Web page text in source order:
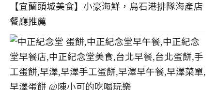
【宜蘭頭城美食】小豪海鮮，烏石港排隊海產店
餐廳推薦